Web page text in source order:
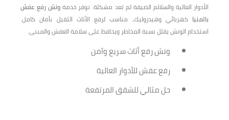
الأدوار العالية والسلالم الضيقة لم تعد مشكلة. نوفر خدمةونش رفع عفش
بالمنيا كهربائي وهيدروليك، مناسب لرفع الأثاث الثقيل بأمان كامل.
استخدام الونش يقلل نسبة المخاطر ويحافظ على سلامة العفش والمبنى.
ونش رفع أثاث سريع وآمن
رفع عفش للأدوار العالية
حل مثالي للشقق المرتفعة